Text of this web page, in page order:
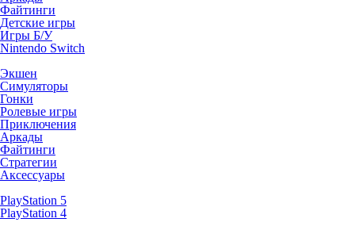
Файтинги
Детские игры
Игры Б/У
Nintendo Switch
Экшен
Симуляторы
Гонки
Ролевые игры
Приключения
Аркады
Файтинги
Стратегии
Аксессуары
PlayStation 5
PlayStation 4